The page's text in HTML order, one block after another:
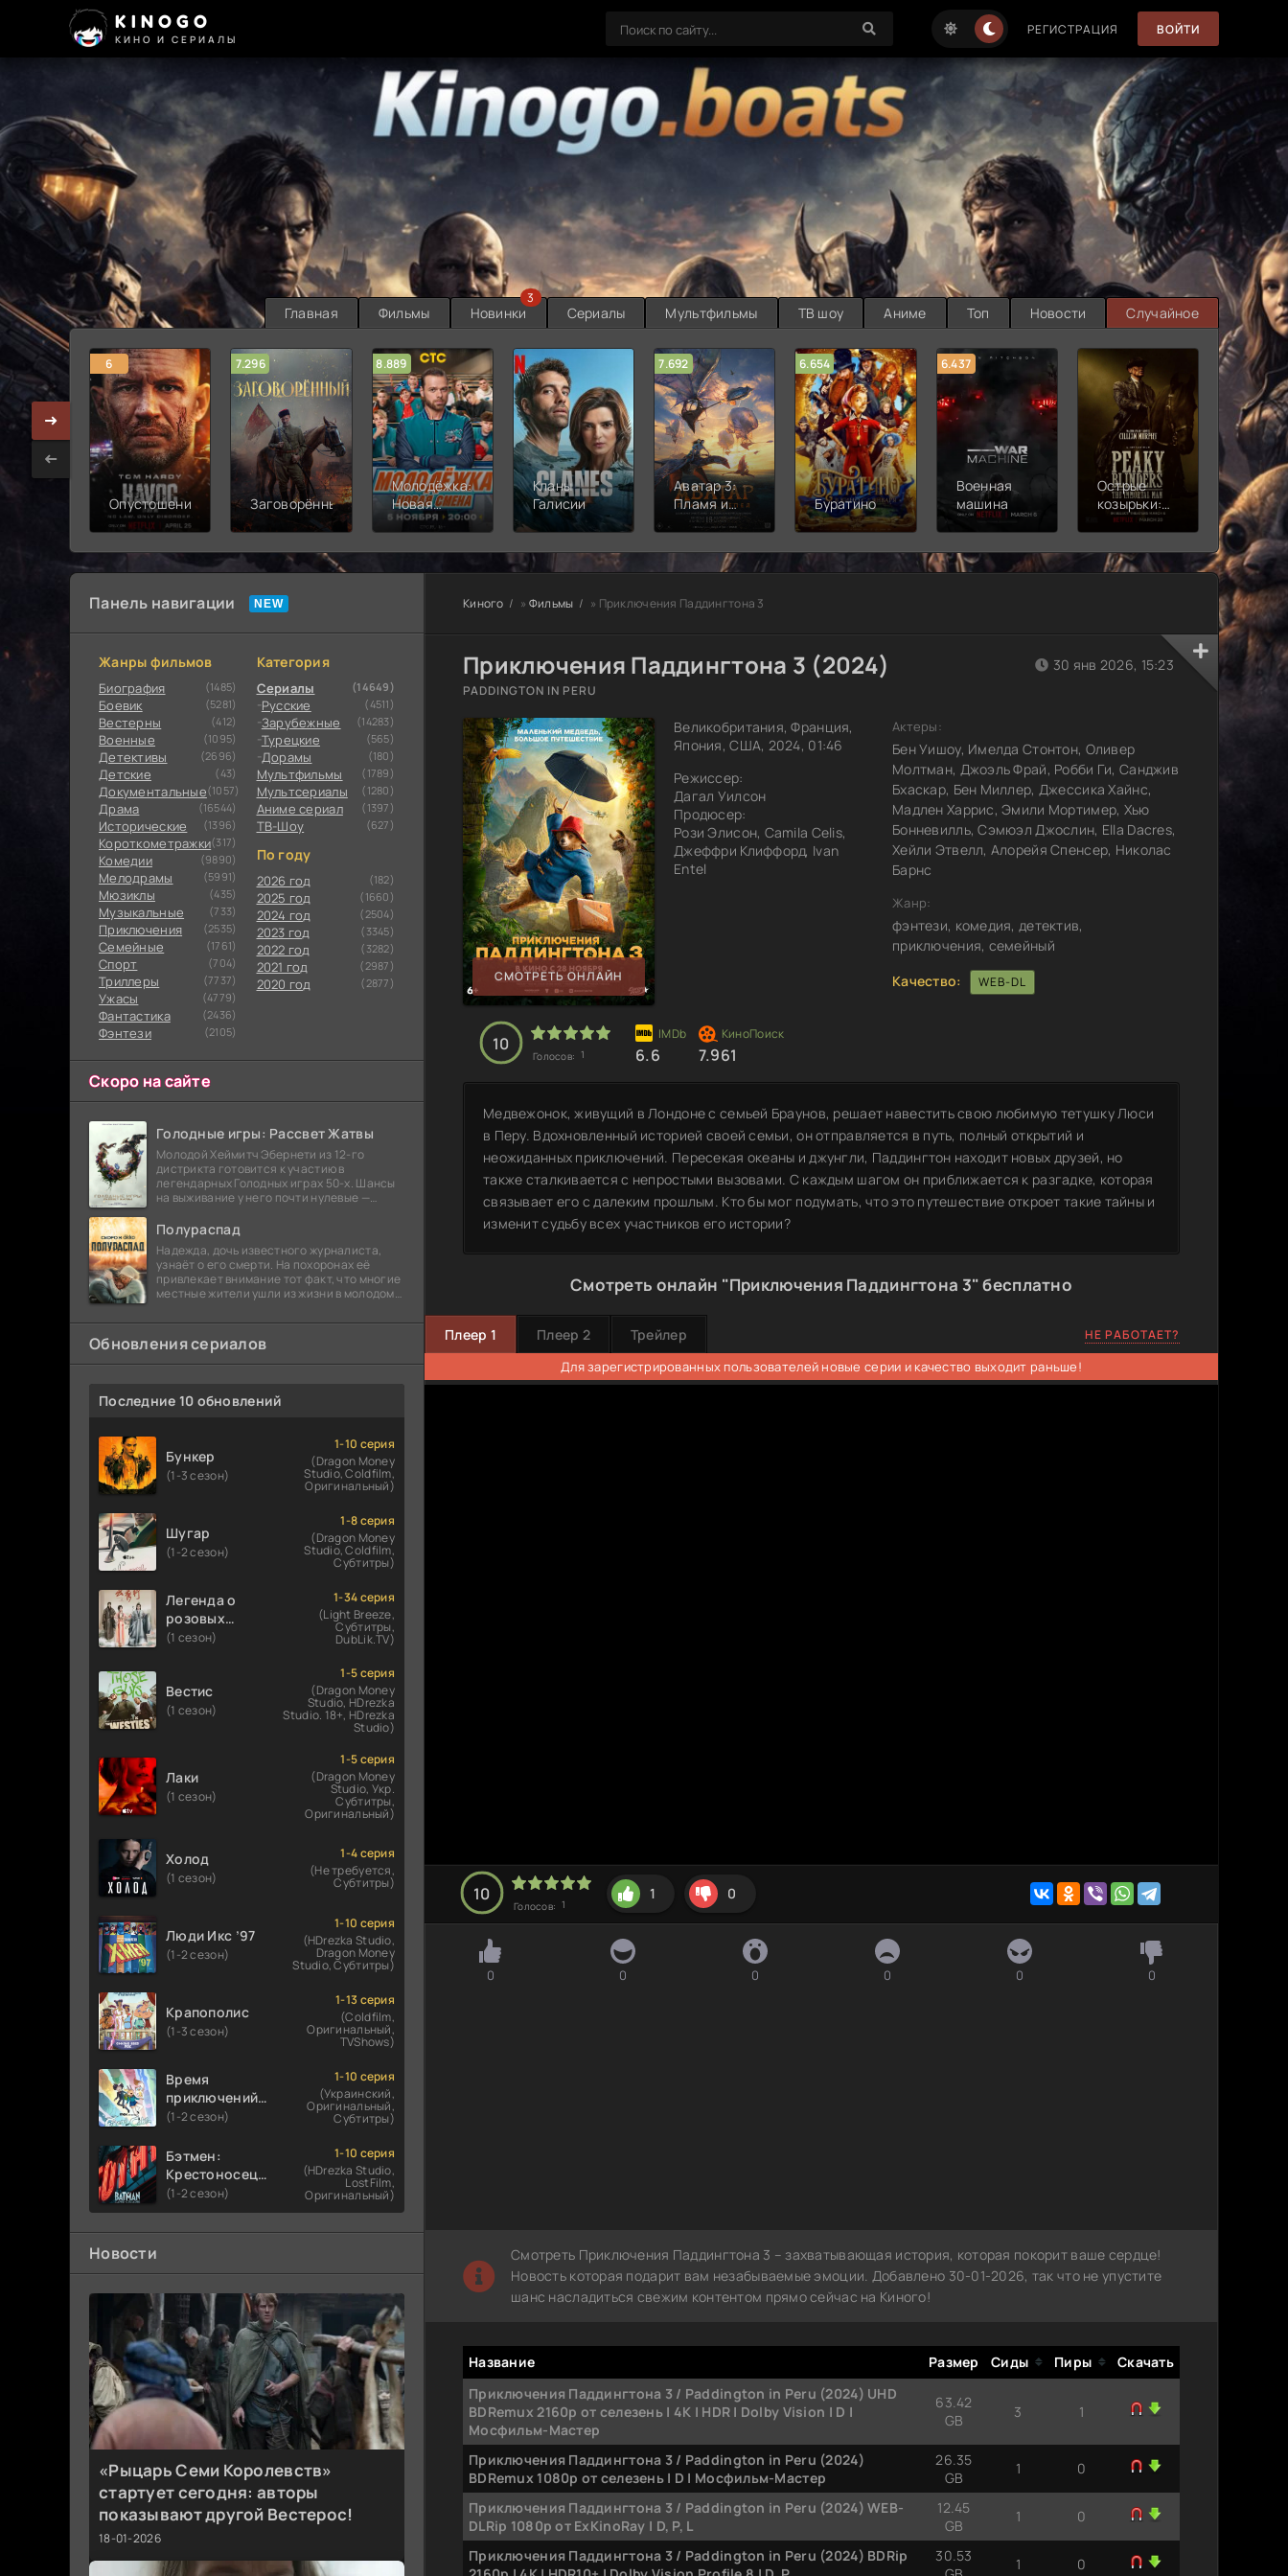
KINOGO
КИНО И СЕРИАЛЫ
РЕГИСТРАЦИЯ ВОЙТИ
Главная Фильмы Новинки
3
Сериалы Мультфильмы ТВ шоу Аниме Топ Новости Случайное
6
Опустошение
7.296
Заговорённый
8.889
Молодёжка:
Новая
смена
Кланы
Галисии
7.692
Аватар 3:
Пламя и
пепел
6.654
Буратино
6.437
Военная
машина
Острые
козырьки:
Бессмертный
7.187
2
Панель навигации
Жанры фильмов
Биография (1485)
Боевик (5281)
Вестерны (412)
Военные (1095)
Детективы (2696)
Детские (43)
Документальные(1057)
Драма (16544)
Исторические (1396)
Короткометражки(317)
Комедии (9890)
Мелодрамы (5991)
Мюзиклы (435)
Музыкальные (733)
Приключения (2535)
Семейные (1761)
Cпорт (704)
Триллеры (7737)
Ужасы (4779)
Фантастика (2436)
Фэнтези (2105)
Категория
Сериалы (14649)
Русские (4511)
Зарубежные (14283)
Турецкие (565)
Дорамы (180)
Мультфильмы (1789)
Мультсериалы (1280)
Аниме сериал (1397)
ТВ-Шоу (627)
По году
2026 год (182)
2025 год (1660)
2024 год (2504)
2023 год (3345)
2022 год (3282)
2021 год (2987)
2020 год (2877)
Скоро на сайте
Голодные игры: Рассвет Жатвы
Молодой Хеймитч Эбернети из 12-го
дистрикта готовится к участию в
легендарных Голодных играх 50-х. Шансы
на выживание у него почти нулевые —
победу еще сорок
Полураспад
Надежда, дочь известного журналиста,
узнаёт о его смерти. На похоронах её
привлекает внимание тот факт, что многие
местные жители ушли из жизни в молодом
бомбы
Обновления сериалов
Последние 10 обновлений
Бункер
(1-3 сезон)
1-10 серия
(Dragon Money
Studio, Coldfilm,
Оригинальный)
Шугар
(1-2 сезон)
1-8 серия
(Dragon Money
Studio, Coldfilm,
Субтитры)
Легенда о
розовых
облаках
(1 сезон)
1-34 серия
(Light Breeze,
Субтитры,
DubLik.TV)
Вестис
(1 сезон)
1-5 серия
(Dragon Money
Studio, HDrezka
Studio. 18+, HDrezka
Studio)
Лаки
(1 сезон)
1-5 серия
(Dragon Money
Studio, Укр.
Субтитры,
Оригинальный)
Холод
(1 сезон)
1-4 серия
(Не требуется,
Субтитры)
Люди Икс ’97
(1-2 сезон)
1-10 серия
(HDrezka Studio,
Dragon Money
Studio, Субтитры)
Крапополис
(1-3 сезон)
1-13 серия
(Coldfilm,
Оригинальный,
TVShows)
Время
приключений:
Фионна и Кейк
(1-2 сезон)
1-10 серия
(Украинский,
Оригинальный,
Субтитры)
Бэтмен:
Крестоносец в
плаще
(1-2 сезон)
1-10 серия
(HDrezka Studio,
LostFilm,
Оригинальный)
Новости
«Рыцарь Семи Королевств»
стартует сегодня: авторы
показывают другой Вестерос!
18-01-2026
Киного » Фильмы » Приключения Паддингтона 3
Приключения Паддингтона 3 (2024)
PADDINGTON IN PERU
СМОТРЕТЬ ОНЛАЙН
Великобритания, Франция,
Япония, США, 2024, 01:46
Режиссер:
Дагал Уилсон
Продюсер:
Рози Элисон, Camila Celis,
Джеффри Клиффорд, Ivan
Entel
30 янв 2026, 15:23
Актеры:
Бен Уишоу, Имелда Стонтон, Оливер
Молтман, Джоэль Фрай, Робби Ги, Санджив
Бхаскар, Бен Миллер, Джессика Хайнс,
Мадлен Харрис, Эмили Мортимер, Хью
Бонневилль, Сэмюэл Джослин, Ella Dacres,
Хейли Этвелл, Алорейя Спенсер, Николас
Барнс
Жанр:
фэнтези, комедия, детектив,
приключения, семейный
Качество:
WEB-DL
10
Голосов: 1 6.6 7.961
Медвежонок, живущий в Лондоне с семьей Браунов, решает навестить свою любимую тетушку Люси
в Перу. Вдохновленный историей своей семьи, он отправляется в путь, полный открытий и
неожиданных приключений. Пересекая океаны и джунгли, Паддингтон находит новых друзей, но
также сталкивается с непростыми вызовами. С каждым шагом он приближается к разгадке, которая
связывает его с далеким прошлым. Кто бы мог подумать, что это путешествие откроет такие тайны и
изменит судьбу всех участников его истории?
Смотреть онлайн "Приключения Паддингтона 3" бесплатно
Плеер 1 Плеер 2 Трейлер НЕ РАБОТАЕТ?
Для зарегистрированных пользователей новые серии и качество выходит раньше!
10
Голосов: 1
1 0
0 0 0 0 0 0
Смотреть Приключения Паддингтона 3 – захватывающая история, которая покорит ваше сердце!
Новость которая подарит вам незабываемые эмоции. Добавлено 30-01-2026, так что не упустите
шанс насладиться свежим контентом прямо сейчас на Киного!
Название Размер Сиды Пиры
Скачать
Приключения Паддингтона 3 / Paddington in Peru (2024) UHD
BDRemux 2160p от селезень | 4K | HDR | Dolby Vision | D |
Мосфильм-Мастер
63.42
GB
3 1
Приключения Паддингтона 3 / Paddington in Peru (2024)
BDRemux 1080p от селезень | D | Мосфильм-Мастер
26.35
GB
1 0
Приключения Паддингтона 3 / Paddington in Peru (2024) WEB-
DLRip 1080p от ExKinoRay | D, P, L
12.45
GB
1 0
Приключения Паддингтона 3 / Paddington in Peru (2024) BDRip
30.53
1 0